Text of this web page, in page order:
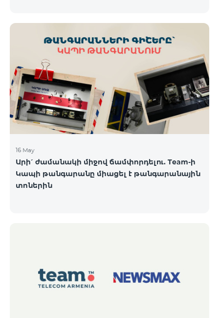
16 May
Արի՛ ժամանակի միջով ճամփորդելու. Team-ի
Կապի թանգարանը միացել է թանգարանային
տոներին